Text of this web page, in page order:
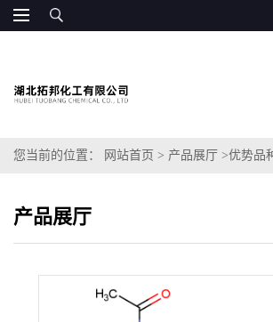
您当前的位置： 网站首页 > 产品展厅 >优势品
产品展厅